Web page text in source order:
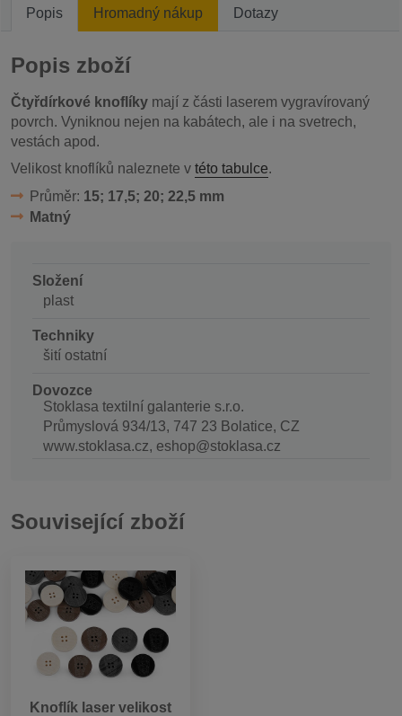
Popis Hromadný nákup Dotazy
Popis zboží
Čtyřdírkové knoflíky mají z části laserem vygravírovaný
povrch. Vyniknou nejen na kabátech, ale i na svetrech,
vestách apod.
Velikost knoflíků naleznete v této tabulce.
Průměr: 15; 17,5; 20; 22,5 mm
Matný
Složení
plast
Techniky
šití ostatní
Dovozce
Stoklasa textilní galanterie s.r.o.
Průmyslová 934/13, 747 23 Bolatice, CZ
www.stoklasa.cz, eshop@stoklasa.cz
Související zboží
Knoflík laser velikost